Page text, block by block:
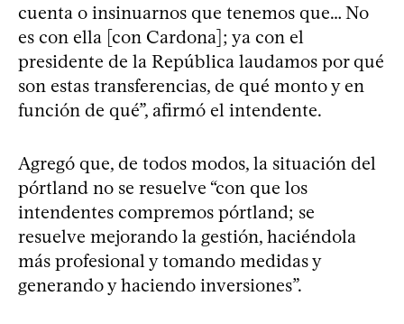
cuenta o insinuarnos que tenemos que… No
es con ella [con Cardona]; ya con el
presidente de la República laudamos por qué
son estas transferencias, de qué monto y en
función de qué”, afirmó el intendente.
Agregó que, de todos modos, la situación del
pórtland no se resuelve “con que los
intendentes compremos pórtland; se
resuelve mejorando la gestión, haciéndola
más profesional y tomando medidas y
generando y haciendo inversiones”.